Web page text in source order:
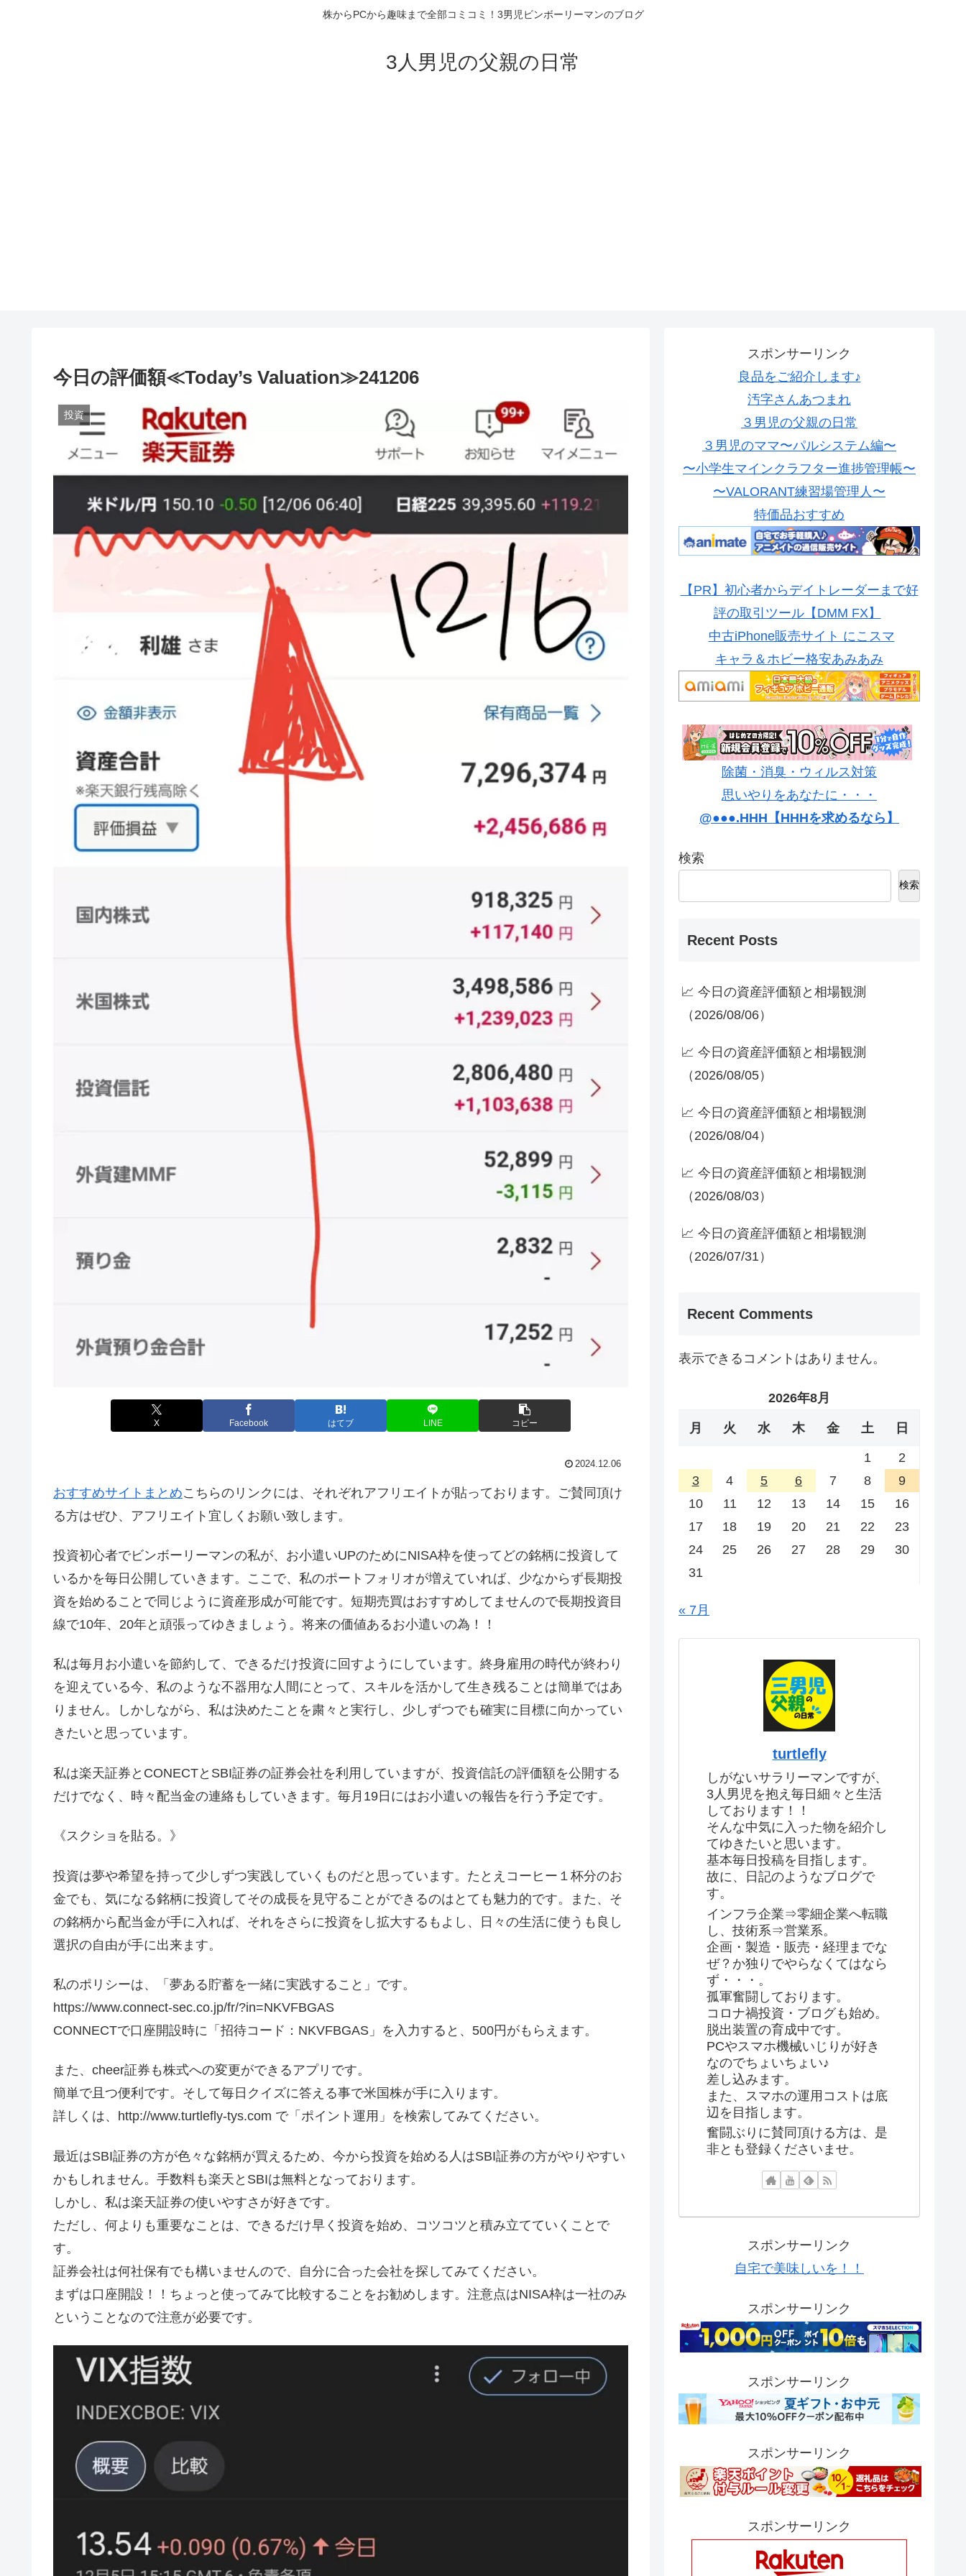
株からPCから趣味まで全部コミコミ！3男児ビンボーリーマンのブログ
3人男児の父親の日常
今日の評価額≪Today’s Valuation≫241206
投資
X Facebook はてブ LINE コピー
2024.12.06
おすすめサイトまとめこちらのリンクには、それぞれアフリエイトが貼っております。ご賛同頂け
る方はぜひ、アフリエイト宜しくお願い致します。
投資初心者でビンボーリーマンの私が、お小遣いUPのためにNISA枠を使ってどの銘柄に投資して
いるかを毎日公開していきます。ここで、私のポートフォリオが増えていれば、少なからず長期投
資を始めることで同じように資産形成が可能です。短期売買はおすすめしてませんので長期投資目
線で10年、20年と頑張ってゆきましょう。将来の価値あるお小遣いの為！！
私は毎月お小遣いを節約して、できるだけ投資に回すようにしています。終身雇用の時代が終わり
を迎えている今、私のような不器用な人間にとって、スキルを活かして生き残ることは簡単ではあ
りません。しかしながら、私は決めたことを粛々と実行し、少しずつでも確実に目標に向かってい
きたいと思っています。
私は楽天証券とCONECTとSBI証券の証券会社を利用していますが、投資信託の評価額を公開する
だけでなく、時々配当金の連絡もしていきます。毎月19日にはお小遣いの報告を行う予定です。
《スクショを貼る。》
投資は夢や希望を持って少しずつ実践していくものだと思っています。たとえコーヒー１杯分のお
金でも、気になる銘柄に投資してその成長を見守ることができるのはとても魅力的です。また、そ
の銘柄から配当金が手に入れば、それをさらに投資をし拡大するもよし、日々の生活に使うも良し
選択の自由が手に出来ます。
私のポリシーは、「夢ある貯蓄を一緒に実践すること」です。
https://www.connect-sec.co.jp/fr/?in=NKVFBGAS
CONNECTで口座開設時に「招待コード：NKVFBGAS」を入力すると、500円がもらえます。
また、cheer証券も株式への変更ができるアプリです。
簡単で且つ便利です。そして毎日クイズに答える事で米国株が手に入ります。
詳しくは、http://www.turtlefly-tys.com で「ポイント運用」を検索してみてください。
最近はSBI証券の方が色々な銘柄が買えるため、今から投資を始める人はSBI証券の方がやりやすい
かもしれません。手数料も楽天とSBIは無料となっております。
しかし、私は楽天証券の使いやすさが好きです。
ただし、何よりも重要なことは、できるだけ早く投資を始め、コツコツと積み立てていくことで
す。
証券会社は何社保有でも構いませんので、自分に合った会社を探してみてください。
まずは口座開設！！ちょっと使ってみて比較することをお勧めします。注意点はNISA枠は一社のみ
ということなので注意が必要です。
スポンサーリンク
良品をご紹介します♪
汚字さんあつまれ
３男児の父親の日常
３男児のママ〜パルシステム編〜
〜小学生マインクラフター進捗管理帳〜
〜VALORANT練習場管理人〜
特価品おすすめ
【PR】初心者からデイトレーダーまで好
評の取引ツール【DMM FX】
中古iPhone販売サイト にこスマ
キャラ＆ホビー格安あみあみ
除菌・消臭・ウィルス対策
思いやりをあなたに・・・
@●●●.HHH【HHHを求めるなら】
検索
検索
Recent Posts
📈 今日の資産評価額と相場観測
（2026/08/06）
📈 今日の資産評価額と相場観測
（2026/08/05）
📈 今日の資産評価額と相場観測
（2026/08/04）
📈 今日の資産評価額と相場観測
（2026/08/03）
📈 今日の資産評価額と相場観測
（2026/07/31）
Recent Comments
表示できるコメントはありません。
2026年8月
月 火 水 木 金 土 日
1
2
3
4 5 6 7 8
9
10
11 12 13 14 15
16
17
18 19 20 21 22
23
24
25 26 27 28 29
30
31
« 7月
turtlefly
しがないサラリーマンですが、
3人男児を抱え毎日細々と生活
しております！！
そんな中気に入った物を紹介し
てゆきたいと思います。
基本毎日投稿を目指します。
故に、日記のようなブログで
す。
インフラ企業⇒零細企業へ転職
し、技術系⇒営業系。
企画・製造・販売・経理までな
ぜ？か独りでやらなくてはなら
ず・・・。
孤軍奮闘しております。
コロナ禍投資・ブログも始め。
脱出装置の育成中です。
PCやスマホ機械いじりが好き
なのでちょいちょい♪
差し込みます。
また、スマホの運用コストは底
辺を目指します。
奮闘ぶりに賛同頂ける方は、是
非とも登録くださいませ。
スポンサーリンク
自宅で美味しいを！！
スポンサーリンク
スポンサーリンク
スポンサーリンク
スポンサーリンク